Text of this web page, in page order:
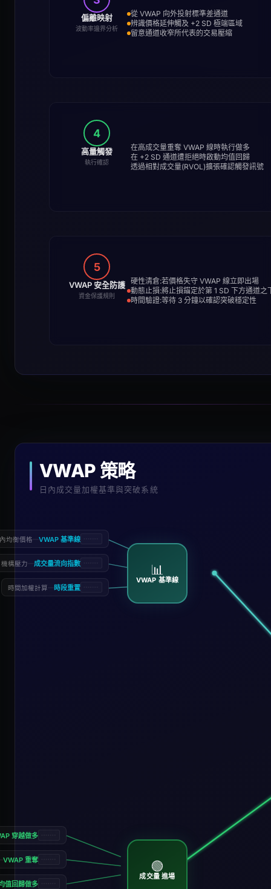
偏離映射
波動率邊界分析
從 VWAP 向外投射標準差通道
辨識價格延伸觸及 +2 SD 極端區域
留意通道收窄所代表的交易壓縮
4
高量觸發
執行確認
在高成交量重奪 VWAP 線時執行做多
在 +2 SD 通道遭拒絕時啟動均值回歸
透過相對成交量(RVOL)擴張確認觸發訊號
5
VWAP 安全防護
資金保護規則
硬性清倉:若價格失守 VWAP 線立即出場
動態止損:將止損錨定於第 1 SD 下方通道之
時間驗證:等待 3 分鐘以確認突破穩定性
VWAP 策略
日內成交量加權基準與突破系統
📊
VWAP 基準線
VWAP 基準線
均衡價格
成交量流向指數
機構壓力
時段重置
時間加權計算
🟢
成交量 進場
穿越做多
VWAP 重奪
值回歸做多